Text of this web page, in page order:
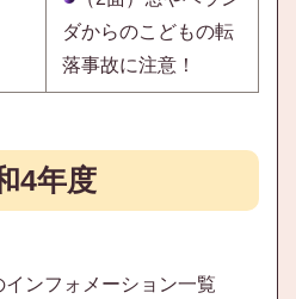
ダからのこどもの転
落事故に注意！
4年度
ンフォメーション一覧